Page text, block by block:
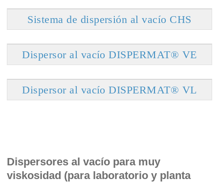
Sistema de dispersión al vacío CHS
Dispersor al vacío DISPERMAT® VE
Dispersor al vacío DISPERMAT® VL
Dispersores al vacío para muy
viskosidad (para laboratorio y planta